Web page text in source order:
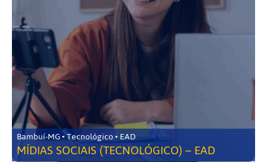
Bambuí-MG • Tecnológico • EAD
MÍDIAS SOCIAIS (TECNOLÓGICO) – EAD